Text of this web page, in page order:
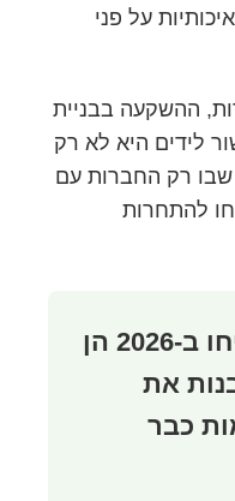
על פני
ההשקעה בבניית
לידים היא לא רק
שבו רק החברות עם
להתחרות
"החברות שיצליחו ב-2026 הן
את
כבר